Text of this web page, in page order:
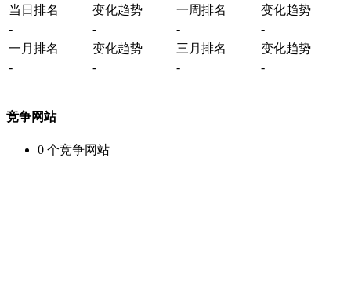
当日排名 变化趋势 一周排名
变化趋势
-
- -
-
一月排名
变化趋势 三月排名
变化趋势
-
- - -
竞争网站
0 个竞争网站